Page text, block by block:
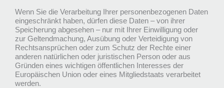
Wenn Sie die Verarbeitung Ihrer personenbezogenen Daten
eingeschränkt haben, dürfen diese Daten – von ihrer
Speicherung abgesehen – nur mit Ihrer Einwilligung oder
zur Geltendmachung, Ausübung oder Verteidigung von
Rechtsansprüchen oder zum Schutz der Rechte einer
anderen natürlichen oder juristischen Person oder aus
Gründen eines wichtigen öffentlichen Interesses der
Europäischen Union oder eines Mitgliedstaats verarbeitet
werden.